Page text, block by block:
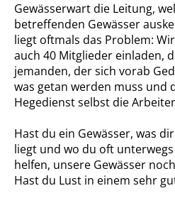
Gewässerwart die Leitung,
betreffenden Gewässer
liegt oftmals das Problem:
auch 40 Mitglieder einladen,
jemanden, der sich vorab
was getan werden muss und
Hegedienst selbst die
Hast du ein Gewässer, was
liegt und wo du oft
helfen, unsere Gewässer
Hast du Lust in einem sehr